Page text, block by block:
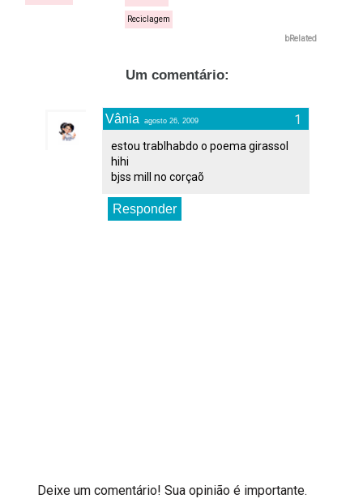
Reciclagem
bRelated
Um comentário:
Vânia agosto 26, 2009
estou trablhabdo o poema girassol
hihi
bjss mill no corçaõ
Responder
Deixe um comentário! Sua opinião é importante.